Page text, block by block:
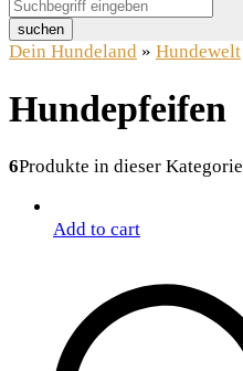
suchen
Dein Hundeland » Hundewelt
Hundepfeifen
6Produkte in dieser Kategorie
Add to cart